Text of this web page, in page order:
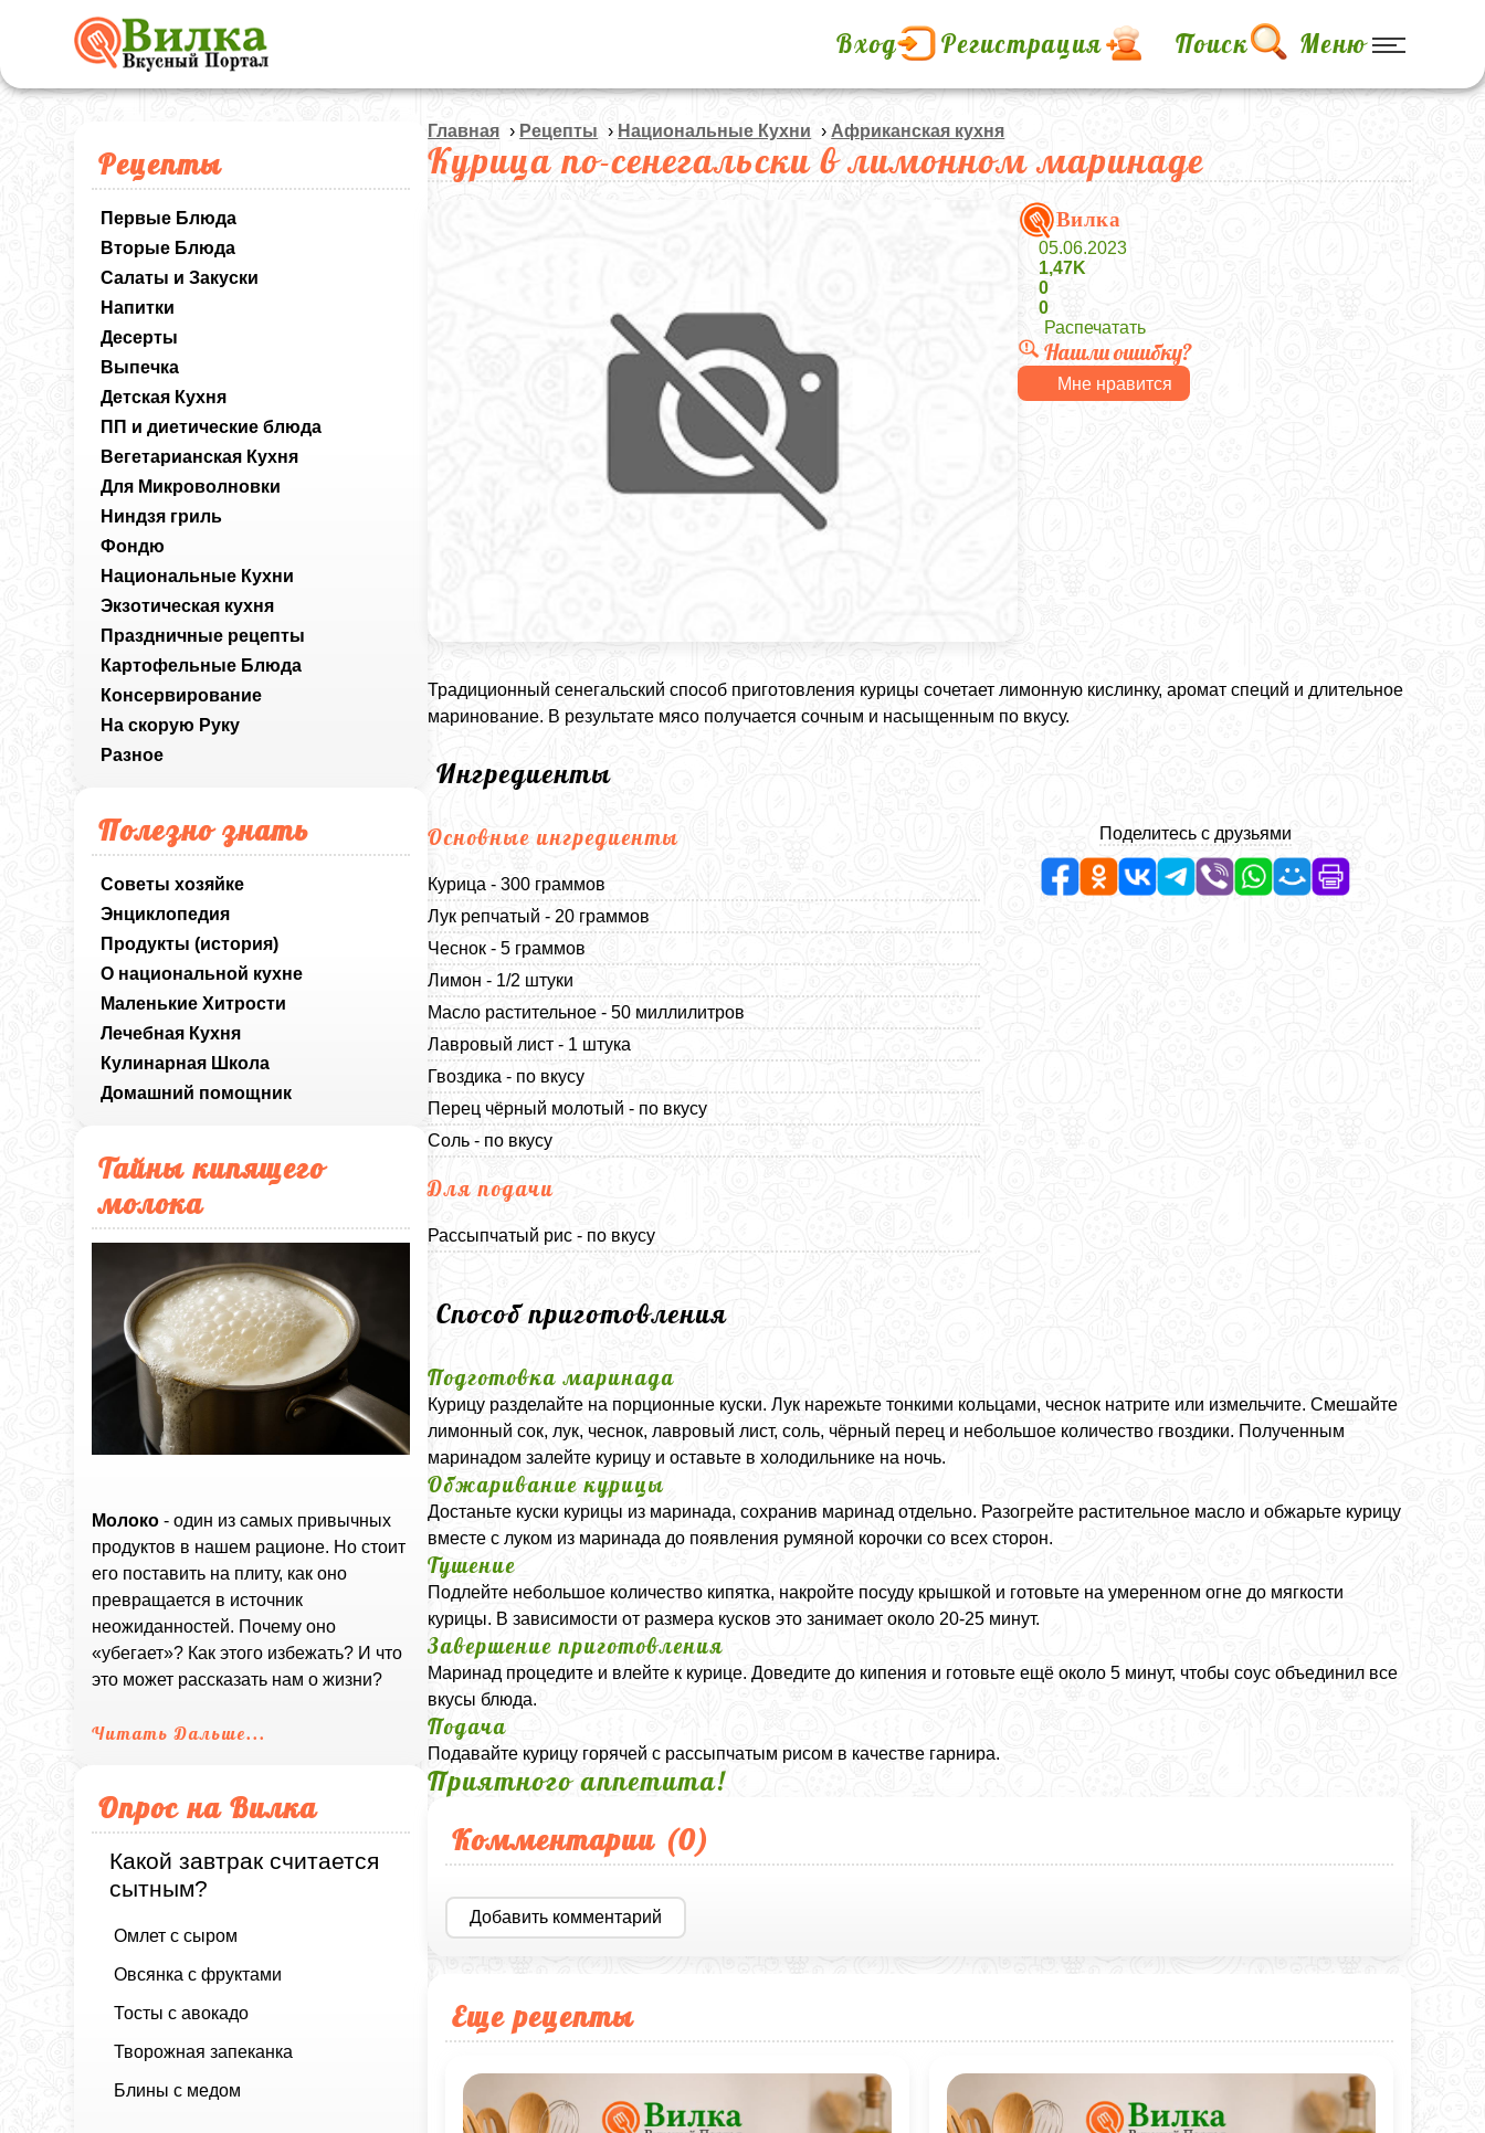
Вход Регистрация Поиск Меню
Рецепты
Первые Блюда
Вторые Блюда
Салаты и Закуски
Напитки
Десерты
Выпечка
Детская Кухня
ПП и диетические блюда
Вегетарианская Кухня
Для Микроволновки
Ниндзя гриль
Фондю
Национальные Кухни
Экзотическая кухня
Праздничные рецепты
Картофельные Блюда
Консервирование
На скорую Руку
Разное
Полезно знать
Советы хозяйке
Энциклопедия
Продукты (история)
О национальной кухне
Маленькие Хитрости
Лечебная Кухня
Кулинарная Школа
Домашний помощник
Тайны кипящего
молока
Молоко - один из самых привычных
продуктов в нашем рационе. Но стоит
его поставить на плиту, как оно
превращается в источник
неожиданностей. Почему оно
«убегает»? Как этого избежать? И что
это может рассказать нам о жизни?
Читать Дальше...
Опрос на Вилка
Какой завтрак считается
сытным?
Омлет с сыром
Овсянка с фруктами
Тосты с авокадо
Творожная запеканка
Блины с медом
Главная › Рецепты › Национальные Кухни › Африканская кухня
Курица по-сенегальски в лимонном маринаде
Вилка
05.06.2023
1,47K
0
0
Распечатать
Нашли ошибку?
Мне нравится
Традиционный сенегальский способ приготовления курицы сочетает лимонную кислинку, аромат специй и длительное
маринование. В результате мясо получается сочным и насыщенным по вкусу.
Ингредиенты
Основные ингредиенты
Курица - 300 граммов
Лук репчатый - 20 граммов
Чеснок - 5 граммов
Лимон - 1/2 штуки
Масло растительное - 50 миллилитров
Лавровый лист - 1 штука
Гвоздика - по вкусу
Перец чёрный молотый - по вкусу
Соль - по вкусу
Для подачи
Рассыпчатый рис - по вкусу
Поделитесь с друзьями
Способ приготовления
Подготовка маринада
Курицу разделайте на порционные куски. Лук нарежьте тонкими кольцами, чеснок натрите или измельчите. Смешайте
лимонный сок, лук, чеснок, лавровый лист, соль, чёрный перец и небольшое количество гвоздики. Полученным
маринадом залейте курицу и оставьте в холодильнике на ночь.
Обжаривание курицы
Достаньте куски курицы из маринада, сохранив маринад отдельно. Разогрейте растительное масло и обжарьте курицу
вместе с луком из маринада до появления румяной корочки со всех сторон.
Тушение
Подлейте небольшое количество кипятка, накройте посуду крышкой и готовьте на умеренном огне до мягкости
курицы. В зависимости от размера кусков это занимает около 20-25 минут.
Завершение приготовления
Маринад процедите и влейте к курице. Доведите до кипения и готовьте ещё около 5 минут, чтобы соус объединил все
вкусы блюда.
Подача
Подавайте курицу горячей с рассыпчатым рисом в качестве гарнира.
Приятного аппетита!
Комментарии (0)
Добавить комментарий
Еще рецепты